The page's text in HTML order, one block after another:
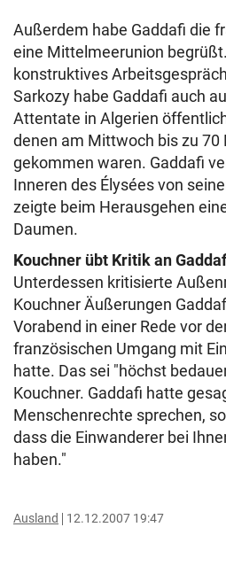
Außerdem habe Gaddafi die
eine Mittelmeerunion
konstruktives
Sarkozy habe Gaddafi auch
Attentate in Algerien
denen am Mittwoch bis zu 70
gekommen waren. Gaddafi
Inneren des Élysées von
zeigte beim Herausgehen
Daumen.
Kouchner übt Kritik an
Unterdessen kritisierte
Kouchner Äußerungen
Vorabend in einer Rede vor
französischen Umgang mit
hatte. Das sei "höchst
Kouchner. Gaddafi hatte
Menschenrechte sprechen,
dass die Einwanderer bei
haben."
Ausland 12.12.2007 19:47